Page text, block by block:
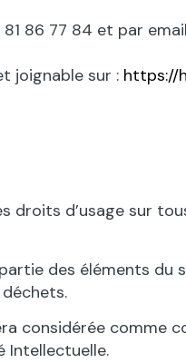
86 77 84 et par email
joignable sur : https://
d’usage sur
des éléments du
considérée comme
Intellectuelle.